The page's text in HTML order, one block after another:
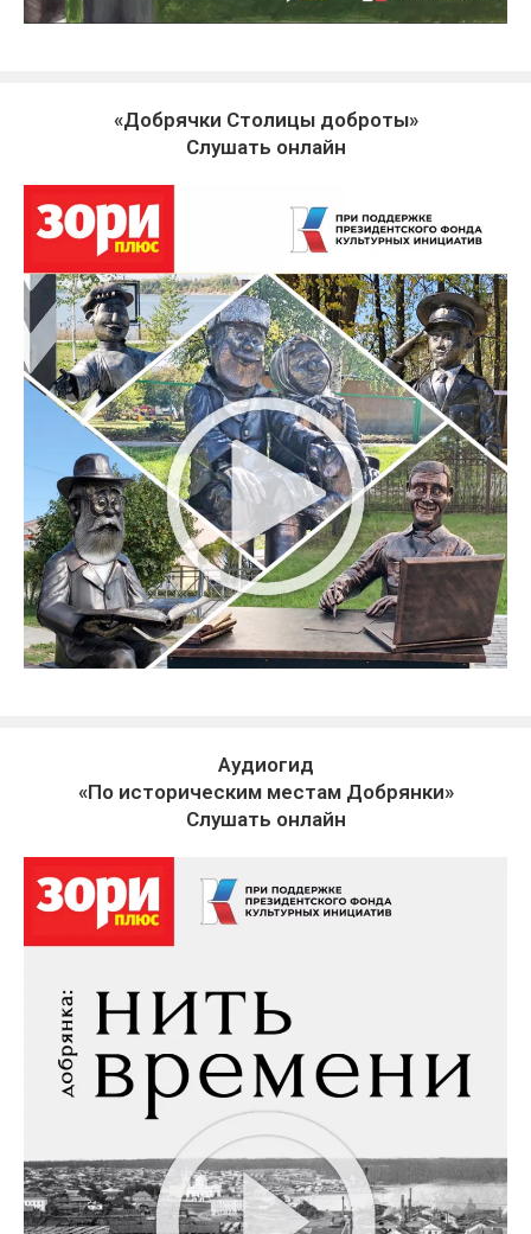
«Добрячки Столицы доброты»
Слушать онлайн
Аудиогид
«По историческим местам Добрянки»
Слушать онлайн